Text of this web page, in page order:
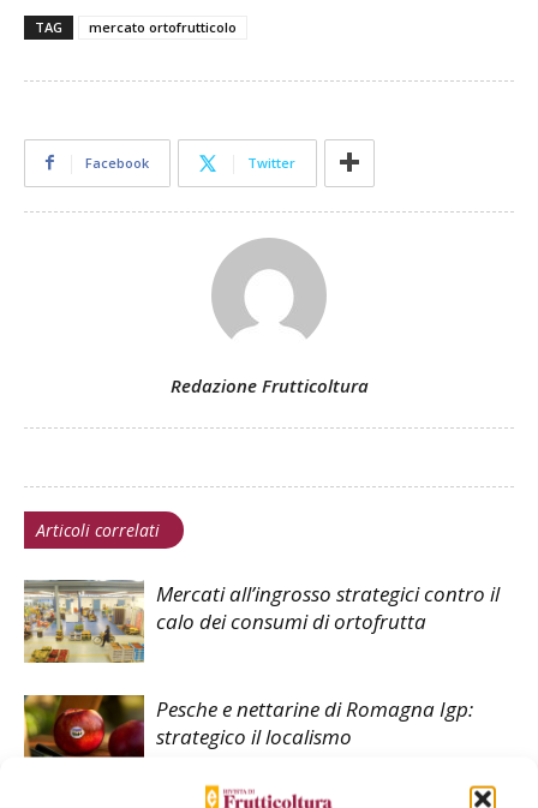
TAG mercato ortofrutticolo
Facebook Twitter
Redazione Frutticoltura
Articoli correlati
Mercati all’ingrosso strategici contro il
calo dei consumi di ortofrutta
Pesche e nettarine di Romagna Igp:
strategico il localismo